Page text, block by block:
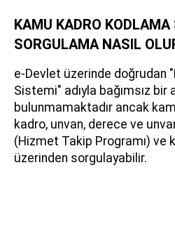
KAMU KADRO
SORGULAMA NASIL
e-Devlet üzerinde doğrudan
Sistemi" adıyla bağımsız bir
bulunmamaktadır ancak
kadro, unvan, derece ve
(Hizmet Takip Programı) ve
üzerinden sorgulayabilir.